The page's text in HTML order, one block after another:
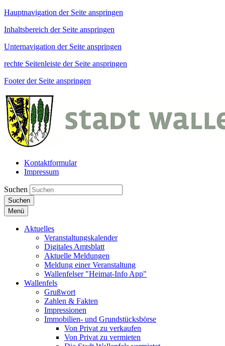
Hauptnavigation der Seite anspringen
Inhaltsbereich der Seite anspringen
Unternavigation der Seite anspringen
rechte Seitenleiste der Seite anspringen
Footer der Seite anspringen
Kontaktformular
Impressum
Suchen
Suchen
Menü
Aktuelles
Veranstaltungskalender
Digitales Amtsblatt
Aktuelle Meldungen
Meldung einer Veranstaltung
Wallenfelser "Heimat-Info App"
Wallenfels
Grußwort
Zahlen & Fakten
Impressionen
Immobilien- und Grundstücksbörse
Von Privat zu verkaufen
Von Privat zu vermieten